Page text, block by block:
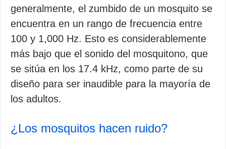
generalmente, el zumbido de un mosquito se
encuentra en un rango de frecuencia entre
100 y 1,000 Hz. Esto es considerablemente
más bajo que el sonido del mosquitono, que
se sitúa en los 17.4 kHz, como parte de su
diseño para ser inaudible para la mayoría de
los adultos.
¿Los mosquitos hacen ruido?